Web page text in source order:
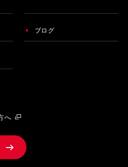
ブログ
へ